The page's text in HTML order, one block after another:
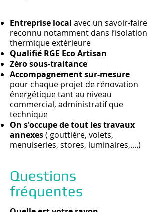
Entreprise local avec un savoir-faire
reconnu notamment dans l’isolation
thermique extérieure
Qualifié RGE Eco Artisan
Zéro sous-traitance
Accompagnement sur-mesure
pour chaque projet de rénovation
énergétique tant au niveau
commercial, administratif que
technique
On s'occupe de tout les travaux
annexes( gouttière, volets,
menuiseries, stores, luminaires,....)
Questions
fréquentes